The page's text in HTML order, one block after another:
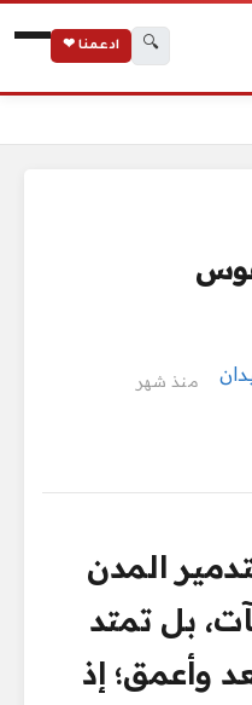
🔍 ادعمنا ❤
منذ شهر
المدن
بل تمتد
وأعمق؛ إذ